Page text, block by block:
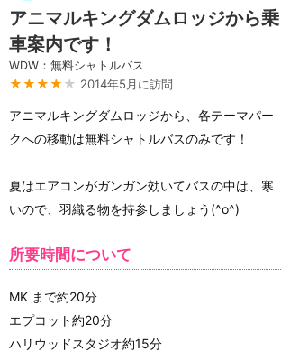
アニマルキングダムロッジから乗
車案内です！
WDW：無料シャトルバス
★★★★ ★ 2014年5月に訪問
アニマルキングダムロッジから、各テーマパー
クへの移動は無料シャトルバスのみです！
夏はエアコンがガンガン効いてバスの中は、寒
いので、羽織る物を持参しましょう(^o^)
所要時間について
MK まで約20分
エプコット約20分
ハリウッドスタジオ約15分